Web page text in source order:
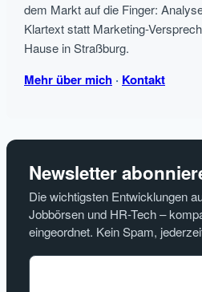
dem Markt auf die Finger:
Klartext statt Marketing-
Hause in Straßburg.
Mehr über mich · Kontakt
Newsletter
Die wichtigsten Entwicklungen
Jobbörsen und HR-Tech –
eingeordnet. Kein Spam,